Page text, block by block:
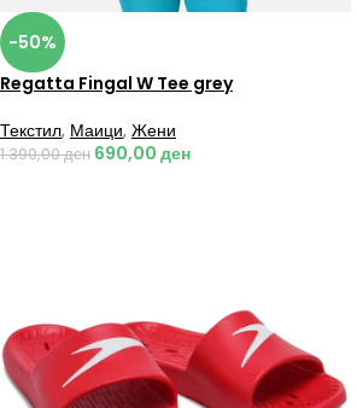
-50%
Regatta Fingal W Tee grey
Текстил, Маици, Жени
1.390,00ден 690,00 ден